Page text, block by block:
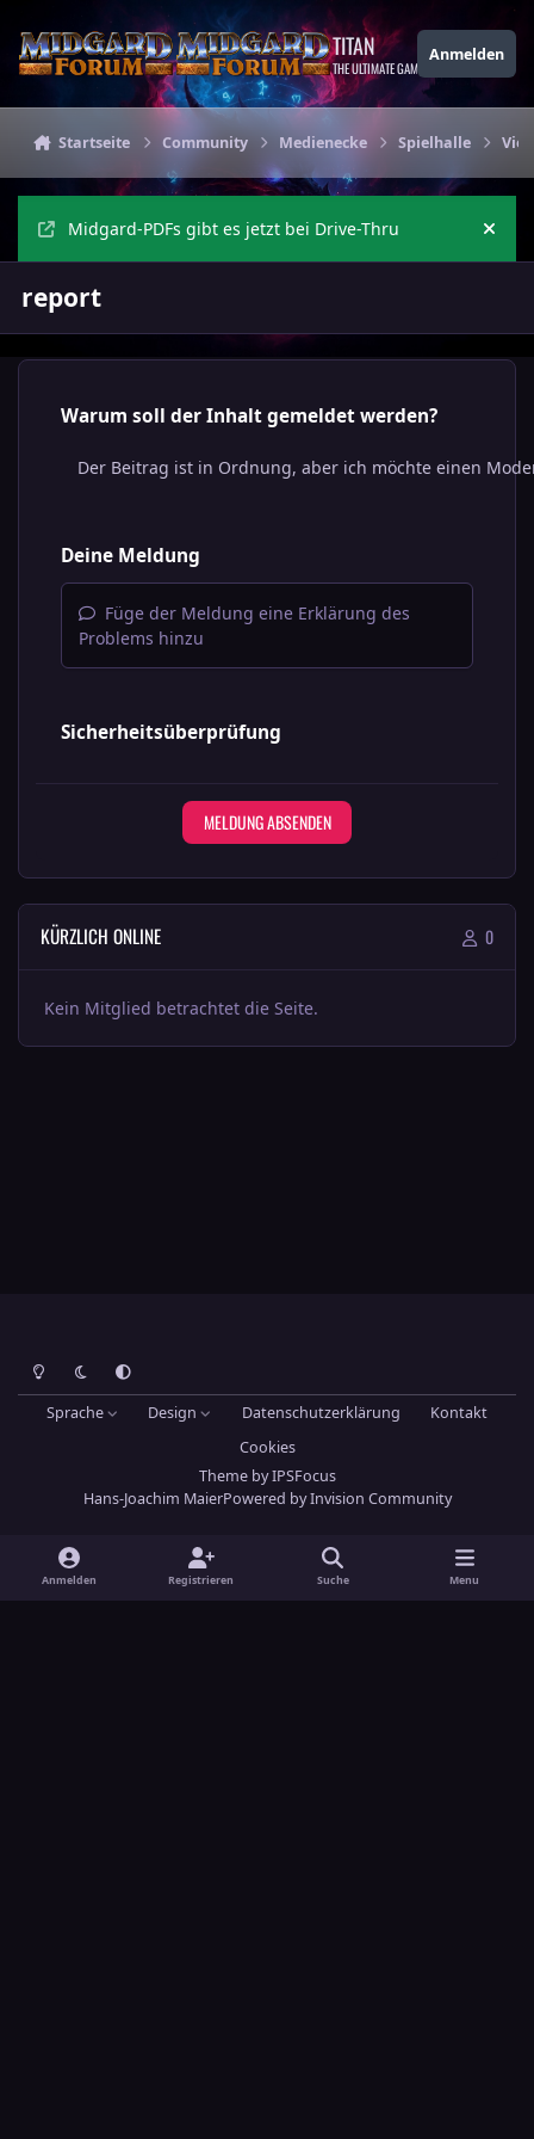
TITAN
THE ULTIMATE GAMING THEME
Anmelden
Startseite Community Medienecke Spielhalle
Midgard-PDFs gibt es jetzt bei Drive-Thru
report
Warum soll der Inhalt gemeldet werden?
Deine Meldung
Füge der Meldung eine Erklärung des
Problems hinzu
Sicherheitsüberprüfung
MELDUNG ABSENDEN
KÜRZLICH ONLINE 0
Kein Mitglied betrachtet die Seite.
Heller ModusDunkler ModusSystemeinstellung
Sprache Design Datenschutzerklärung
Kontakt
Cookies
ThemebyIPSFocus
Hans-Joachim MaierPowered byInvision Community
Anmelden Registrieren Suche Menu